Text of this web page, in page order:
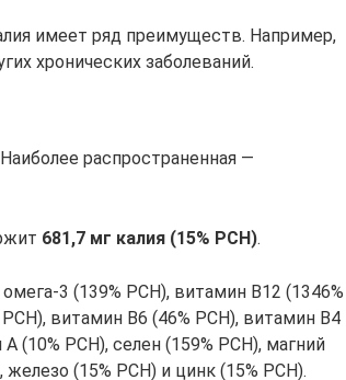
имеет ряд преимуществ. Например,
хронических заболеваний.
распространенная —
681,7 мг калия (15% РСН).
3 (139% РСН), витамин В12 (1346%
витамин В6 (46% РСН), витамин В4
(10% РСН), селен (159% РСН), магний
(15% РСН) и цинк (15% РСН).